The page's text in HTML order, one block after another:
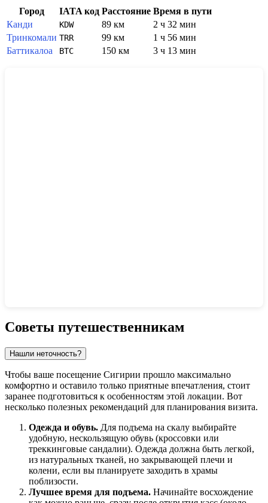
Город IATA код Расстояние Время в пути
Канди
KDW 89 км
2 ч 32 мин
Тринкомали TRR 99 км
1 ч 56 мин
Баттикалоа
BTC 150 км 3 ч 13 мин
Советы путешественникам
Нашли неточность?
Чтобы ваше посещение Сигирии прошло максимально
комфортно и оставило только приятные впечатления, стоит
заранее подготовиться к особенностям этой локации. Вот
несколько полезных рекомендаций для планирования визита.
Одежда и обувь. Для подъема на скалу выбирайте
удобную, нескользящую обувь (кроссовки или
треккинговые сандалии). Одежда должна быть легкой,
из натуральных тканей, но закрывающей плечи и
колени, если вы планируете заходить в храмы
поблизости.
Лучшее время для подъема. Начинайте восхождение